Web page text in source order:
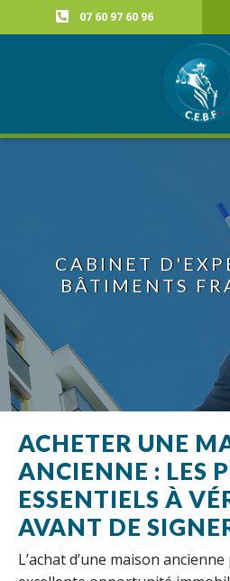
07 60 97 60 96
CABINET
BÂTIMENTS
ACHETER UNE
ANCIENNE : LES
ESSENTIELS À
AVANT DE
L’achat d’une maison